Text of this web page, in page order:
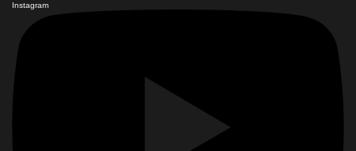
Instagram